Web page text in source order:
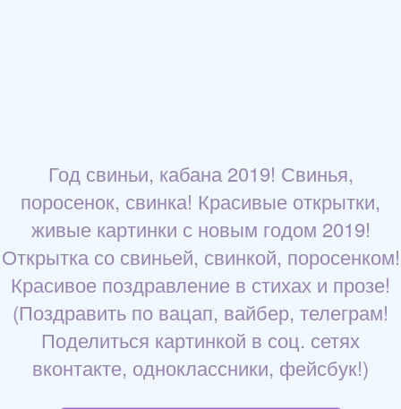
Год свиньи, кабана 2019! Свинья,
поросенок, свинка! Красивые открытки,
живые картинки с новым годом 2019!
Открытка со свиньей, свинкой, поросенком!
Красивое поздравление в стихах и прозе!
(Поздравить по вацап, вайбер, телеграм!
Поделиться картинкой в соц. сетях
вконтакте, одноклассники, фейсбук!)